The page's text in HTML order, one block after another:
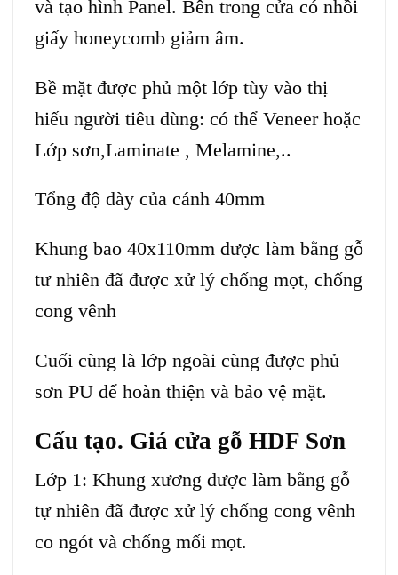
và tạo hình Panel. Bên trong cửa có nhồi
giấy honeycomb giảm âm.
Bề mặt được phủ một lớp tùy vào thị
hiếu người tiêu dùng: có thể Veneer hoặc
Lớp sơn,Laminate , Melamine,..
Tổng độ dày của cánh 40mm
Khung bao 40x110mm được làm bằng gỗ
tư nhiên đã được xử lý chống mọt, chống
cong vênh
Cuối cùng là lớp ngoài cùng được phủ
sơn PU để hoàn thiện và bảo vệ mặt.
Cấu tạo. Giá cửa gỗ HDF Sơn
Lớp 1: Khung xương được làm bằng gỗ
tự nhiên đã được xử lý chống cong vênh
co ngót và chống mối mọt.